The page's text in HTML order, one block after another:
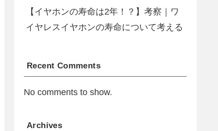
【イヤホンの寿命は2年！？】考察｜ワ
イヤレスイヤホンの寿命について考える
Recent Comments
No comments to show.
Archives